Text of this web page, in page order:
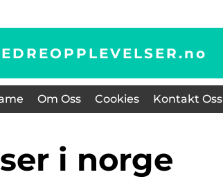
no
Om Oss Cookies Kontakt Oss
i norge